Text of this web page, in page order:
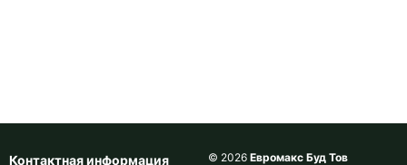
Контактная информация © 2026 Евромакс Буд Тов